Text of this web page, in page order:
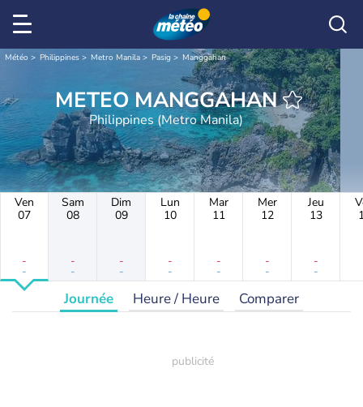
Météo Philippines Metro Manila Pasig Manggahan
METEO MANGGAHAN
Philippines (Metro Manila)
Ven
07
-
-
Sam
08
-
-
Dim
09
-
-
Lun
10
-
-
Mar
11
-
-
Mer
12
-
-
Jeu
13
-
-
Journée Heure / Heure Comparer